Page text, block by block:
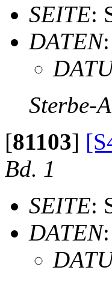
SEITE:
DATEN:
Sterbe-
[81103]
Bd. 1
SEITE:
DATEN: